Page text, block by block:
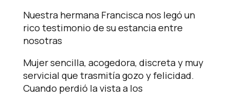
Nuestra hermana Francisca nos legó un
rico testimonio de su estancia entre
nosotras
Mujer sencilla, acogedora, discreta y muy
servicial que trasmitía gozo y felicidad.
Cuando perdió la vista a los